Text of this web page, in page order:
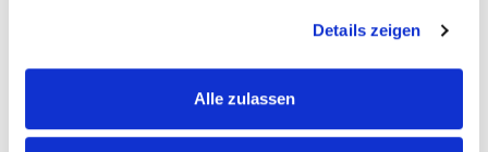
Details zeigen
Alle zulassen
stationären Pflege- und Betreuungskonzept